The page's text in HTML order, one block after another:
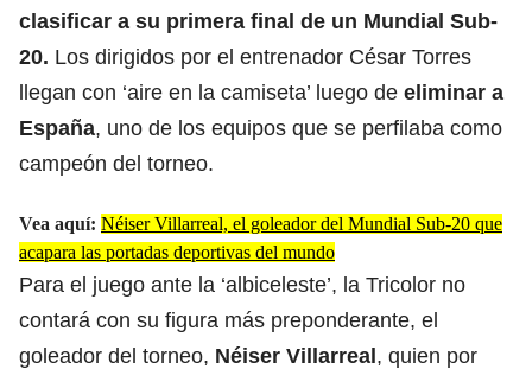
clasificar a su primera final de un Mundial Sub-
20. Los dirigidos por el entrenador César Torres
llegan con ‘aire en la camiseta’ luego de eliminar a
España, uno de los equipos que se perfilaba como
campeón del torneo.
Vea aquí: Néiser Villarreal, el goleador del Mundial Sub-20 que
acapara las portadas deportivas del mundo
Para el juego ante la ‘albiceleste’, la Tricolor no
contará con su figura más preponderante, el
goleador del torneo, Néiser Villarreal, quien por